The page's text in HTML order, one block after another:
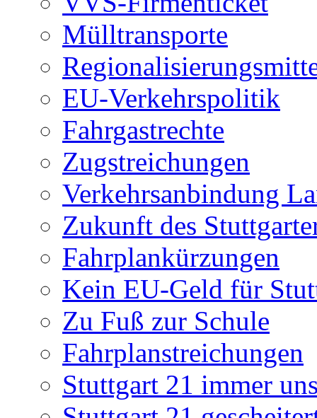
Mülltransporte
EU-Verkehrspolitik
Fahrgastrechte
Zugstreichungen
Verkehrsanbindung
Zukunft des
Fahrplankürzungen
Kein EU-Geld für
Zu Fuß zur Schule
Fahrplanstreichungen
Stuttgart 21 immer